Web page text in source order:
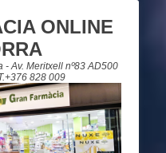
ONLINE
Av. Meritxell nº83 AD500
828 009